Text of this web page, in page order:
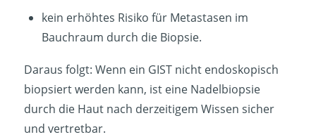
kein erhöhtes Risiko für Metastasen im
Bauchraum durch die Biopsie.
Daraus folgt: Wenn ein GIST nicht endoskopisch
biopsiert werden kann, ist eine Nadelbiopsie
durch die Haut nach derzeitigem Wissen sicher
und vertretbar.